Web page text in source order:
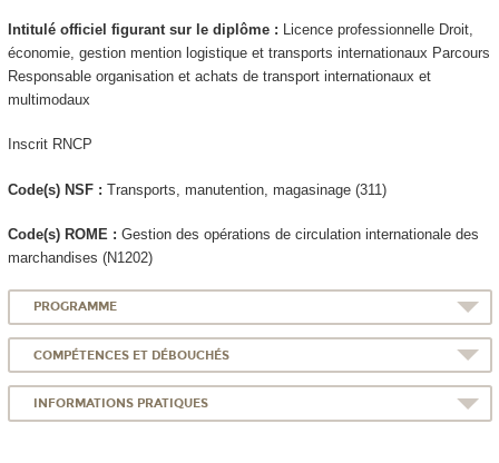
Intitulé officiel figurant sur le diplôme : Licence professionnelle Droit,
économie, gestion mention logistique et transports internationaux Parcours
Responsable organisation et achats de transport internationaux et
multimodaux
Inscrit RNCP
Code(s) NSF : Transports, manutention, magasinage (311)
Code(s) ROME : Gestion des opérations de circulation internationale des
marchandises (N1202)
PROGRAMME
COMPÉTENCES ET DÉBOUCHÉS
INFORMATIONS PRATIQUES